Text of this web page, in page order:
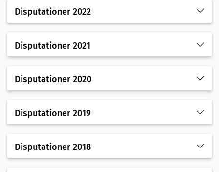
Disputationer 2022
Disputationer 2021
Disputationer 2020
Disputationer 2019
Disputationer 2018